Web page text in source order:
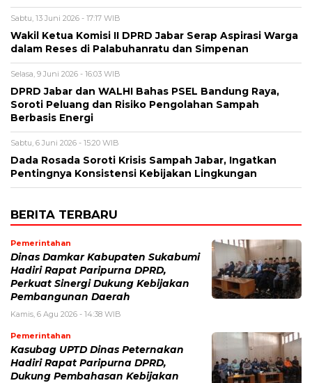
Sabtu, 13 Juni 2026 - 17:17 WIB
Wakil Ketua Komisi II DPRD Jabar Serap Aspirasi Warga
dalam Reses di Palabuhanratu dan Simpenan
Selasa, 9 Juni 2026 - 16:03 WIB
DPRD Jabar dan WALHI Bahas PSEL Bandung Raya,
Soroti Peluang dan Risiko Pengolahan Sampah
Berbasis Energi
Sabtu, 6 Juni 2026 - 15:20 WIB
Dada Rosada Soroti Krisis Sampah Jabar, Ingatkan
Pentingnya Konsistensi Kebijakan Lingkungan
BERITA TERBARU
Pemerintahan
Dinas Damkar Kabupaten Sukabumi
Hadiri Rapat Paripurna DPRD,
Perkuat Sinergi Dukung Kebijakan
Pembangunan Daerah
Kamis, 6 Agu 2026 - 14:38 WIB
Pemerintahan
Kasubag UPTD Dinas Peternakan
Hadiri Rapat Paripurna DPRD,
Dukung Pembahasan Kebijakan